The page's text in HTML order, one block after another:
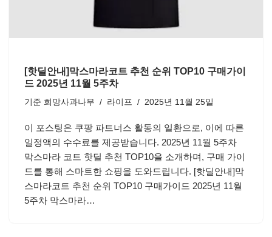
[핫딜안내]막스마라코트 추천 순위 TOP10 구매가이
드 2025년 11월 5주차
기준 희망사과나무 라이프 2025년 11월 25일
이 포스팅은 쿠팡 파트너스 활동의 일환으로, 이에 따른
일정액의 수수료를 제공받습니다. 2025년 11월 5주차
막스마라 코트 핫딜 추천 TOP10을 소개하며, 구매 가이
드를 통해 스마트한 쇼핑을 도와드립니다. [핫딜안내]막
스마라코트 추천 순위 TOP10 구매가이드 2025년 11월
5주차 막스마라…